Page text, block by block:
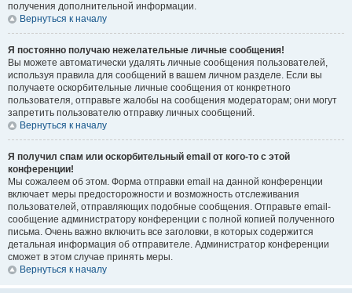
получения дополнительной информации.
Вернуться к началу
Я постоянно получаю нежелательные личные сообщения!
Вы можете автоматически удалять личные сообщения пользователей,
используя правила для сообщений в вашем личном разделе. Если вы
получаете оскорбительные личные сообщения от конкретного
пользователя, отправьте жалобы на сообщения модераторам; они могут
запретить пользователю отправку личных сообщений.
Вернуться к началу
Я получил спам или оскорбительный email от кого-то с этой
конференции!
Мы сожалеем об этом. Форма отправки email на данной конференции
включает меры предосторожности и возможность отслеживания
пользователей, отправляющих подобные сообщения. Отправьте email-
сообщение администратору конференции с полной копией полученного
письма. Очень важно включить все заголовки, в которых содержится
детальная информация об отправителе. Администратор конференции
сможет в этом случае принять меры.
Вернуться к началу